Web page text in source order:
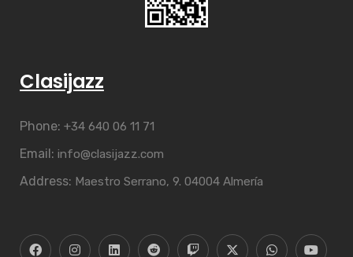
Clasijazz
Phone: +34 640 06 11 71
Email: info@clasijazz.com
Address: Maestro Serrano, 9. 04004 Almería